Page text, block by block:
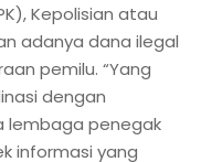
Kepolisian atau
adanya dana ilegal
pemilu. “Yang
dengan
lembaga penegak
informasi yang